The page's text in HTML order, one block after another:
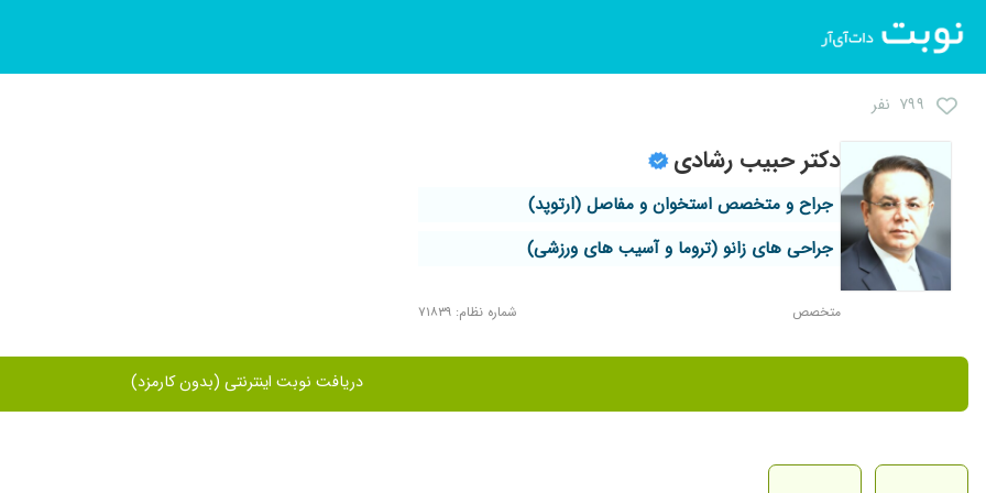
۷۹۹ نفر
دکتر حبیب رشادی
جراح و متخصص استخوان و مفاصل (ارتوپد)
جراحی های زانو (تروما و آسیب های ورزشی)
متخصص شماره نظام: ۷۱۸۳۹
دریافت نوبت اینترنتی (بدون کارمزد)